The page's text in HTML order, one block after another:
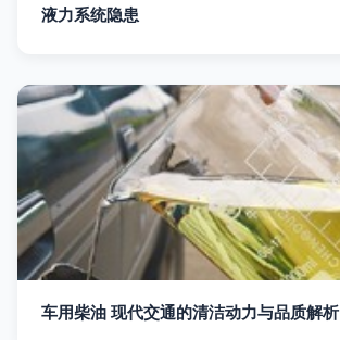
液力系统隐患
车用柴油 现代交通的清洁动力与品质解析